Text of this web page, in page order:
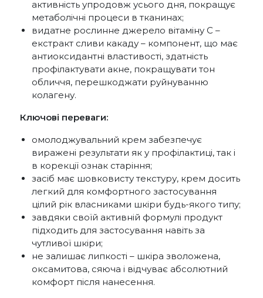
активність упродовж усього дня, покращує
метаболічні процеси в тканинах;
видатне рослинне джерело вітаміну С –
екстракт сливи какаду – компонент, що має
антиоксидантні властивості, здатність
профілактувати акне, покращувати тон
обличчя, перешкоджати руйнуванню
колагену.
Ключові переваги:
омолоджувальний крем забезпечує
виражені результати як у профілактиці, так і
в корекції ознак старіння;
засіб має шовковисту текстуру, крем досить
легкий для комфортного застосування
цілий рік власниками шкіри будь-якого типу;
завдяки своїй активній формулі продукт
підходить для застосування навіть за
чутливої шкіри;
не залишає липкості – шкіра зволожена,
оксамитова, сяюча і відчуває абсолютний
комфорт після нанесення.